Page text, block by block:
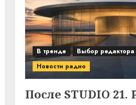
В тренде Выбор редактора
Новости радио
После STUDIO 21.